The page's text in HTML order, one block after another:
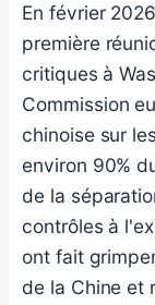
En février
première
critiques à
Commission
chinoise sur
environ 90%
de la
contrôles à
ont fait
de la Chine et